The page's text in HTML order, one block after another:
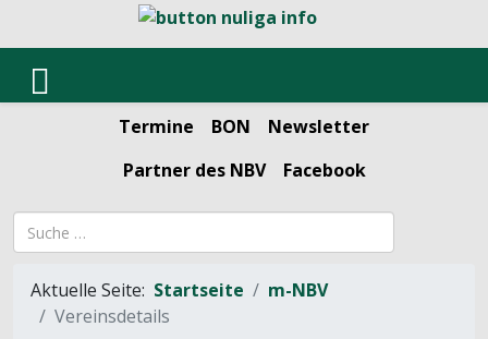
Termine BON
Newsletter
Partner des NBV
Facebook
Suchbegriff
Aktuelle Seite: Startseite
m-NBV
Vereinsdetails